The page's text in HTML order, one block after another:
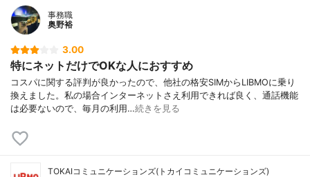
事務職
奥野裕
3.00
特にネットだけでOKな人におすすめ
コスパに関する評判が良かったので、他社の格安SIMからLIBMOに乗り
換えました。私の場合インターネットさえ利用できれば良く、通話機能
は必要ないので、毎月の利用…続きを見る
TOKAIコミュニケーションズ(トカイコミュニケーションズ)